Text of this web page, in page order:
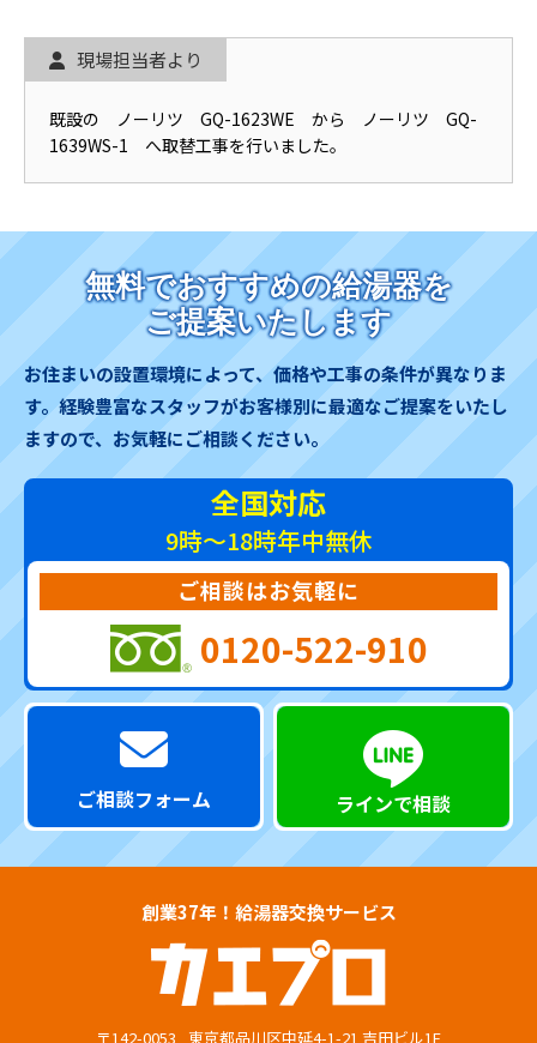
現場担当者より
既設の ノーリツ GQ-1623WE から ノーリツ GQ-
1639WS-1 へ取替工事を行いました。
無料でおすすめの給湯器を
ご提案いたします
お住まいの設置環境によって、価格や工事の条件が異なりま
す。 経験豊富なスタッフがお客様別に最適なご提案をいたし
ますので、お気軽にご相談ください。
全国対応
9時～18時年中無休
ご相談はお気軽に
0120-522-910
ご相談フォーム ラインで相談
創業37年！給湯器交換サービス
〒142-0053 東京都品川区中延4-1-21 吉田ビル1F